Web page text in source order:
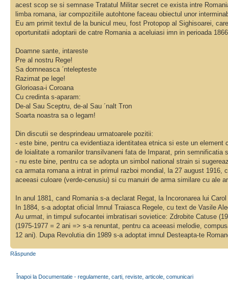
acest scop se si semnase Tratatul Militar secret ce exista intre
limba romana, iar compozitiile autohtone faceau obiectul unor
Eu am primit textul de la bunicul meu, fost Protopop al Sighisoarei,
oportunitatii adoptarii de catre Romania a aceluiasi imn in perioada
Doamne sante, intareste
Pre al nostru Rege!
Sa domneasca ´ntelepteste
Razimat pe lege!
Glorioasa-i Coroana
Cu credinta s-aparam:
De-al Sau Sceptru, de-al Sau ´nalt Tron
Soarta noastra sa o legam!
Din discutii se desprindeau urmatoarele pozitii:
- este bine, pentru ca evidentiaza identitatea etnica si este un
de loialitate a romanilor transilvaneni fata de Imparat, prin semnificatia
- nu este bine, pentru ca se adopta un simbol national strain si
ca armata romana a intrat in primul razboi mondial, la 27 august
aceeasi culoare (verde-cenusiu) si cu manuiri de arma similare cu ale
In anul 1881, cand Romania s-a declarat Regat, la Incoronarea lui
In 1884, s-a adoptat oficial Imnul Traiasca Regele, cu text de Vasile
Au urmat, in timpul sufocantei imbratisari sovietice: Zdrobite Catuse
(1975-1977 = 2 ani => s-a renuntat, pentru ca aceeasi melodie,
12 ani). Dupa Revolutia din 1989 s-a adoptat imnul Desteapta-te
Răspunde
Înapoi la Documentatie - regulamente, carti, reviste, articole, comunicari